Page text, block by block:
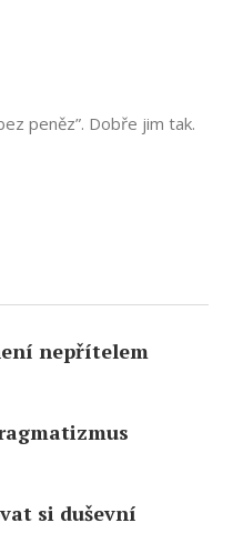
peněz”. Dobře jim tak.
nepřítelem
si duševní